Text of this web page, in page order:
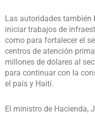
Las autoridades también
iniciar trabajos de
como para fortalecer el
centros de atención
millones de dólares al
para continuar con la
el país y Haití.
El ministro de Hacienda,